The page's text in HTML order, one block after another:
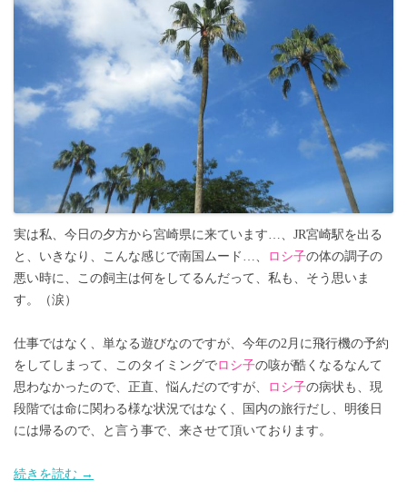
実は私、今日の夕方から宮崎県に来ています…、JR宮崎駅を出る
と、いきなり、こんな感じで南国ムード…、
ロシ子の体の調子の
悪い時に、この飼主は何をしてるんだって、私も、そう思いま
す。（涙）
仕事ではなく、単なる遊びなのですが、今年の2月に飛行機の予約
をしてしまって、このタイミングでロシ子の咳が酷くなるなんて
思わなかったので、正直、悩んだのですが、
ロシ子の病状も、現
段階では命に関わる様な状況ではなく、国内の旅行だし、明後日
には帰るので、と言う事で、来させて頂いております。
続きを読む →